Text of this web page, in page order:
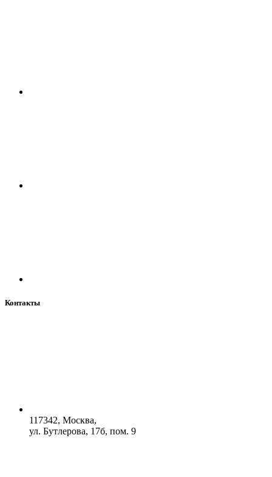
Контакты
117342, Москва,
ул. Бутлерова, 17б, пом. 9